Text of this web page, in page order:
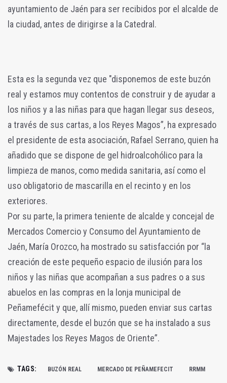
ayuntamiento de Jaén para ser recibidos por el alcalde de
la ciudad, antes de dirigirse a la Catedral.
Esta es la segunda vez que "disponemos de este buzón
real y estamos muy contentos de construir y de ayudar a
los niños y a las niñas para que hagan llegar sus deseos,
a través de sus cartas, a los Reyes Magos”, ha expresado
el presidente de esta asociación, Rafael Serrano, quien ha
añadido que se dispone de gel hidroalcohólico para la
limpieza de manos, como medida sanitaria, así como el
uso obligatorio de mascarilla en el recinto y en los
exteriores.
Por su parte, la primera teniente de alcalde y concejal de
Mercados Comercio y Consumo del Ayuntamiento de
Jaén, María Orozco, ha mostrado su satisfacción por “la
creación de este pequeño espacio de ilusión para los
niños y las niñas que acompañan a sus padres o a sus
abuelos en las compras en la lonja municipal de
Peñamefécit y que, allí mismo, pueden enviar sus cartas
directamente, desde el buzón que se ha instalado a sus
Majestades los Reyes Magos de Oriente”.
TAGS: BUZÓN REAL MERCADO DE PEÑAMEFECIT RRMM